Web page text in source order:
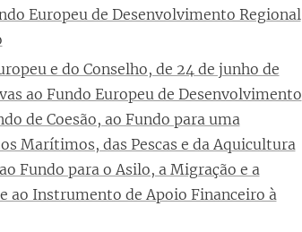
Europeu de Desenvolvimento Regional
e do Conselho, de 24 de junho de
ao Fundo Europeu de Desenvolvimento
de Coesão, ao Fundo para uma
Marítimos, das Pescas e da Aquicultura
Fundo para o Asilo, a Migração e a
ao Instrumento de Apoio Financeiro à